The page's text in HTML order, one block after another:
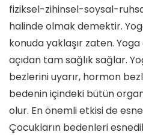
fiziksel-zihinsel-soysal-
halinde olmak demektir.
konuda yaklaşır zaten.
açıdan tam sağlık sağlar.
bezlerini uyarır, hormon
bedenin içindeki bütün
olur. En önemli etkisi de
Çocukların bedenleri